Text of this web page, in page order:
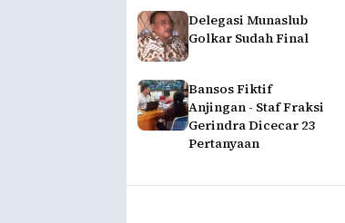
Delegasi Munaslub
Golkar Sudah Final
Bansos Fiktif
Anjingan - Staf Fraksi
Gerindra Dicecar 23
Pertanyaan